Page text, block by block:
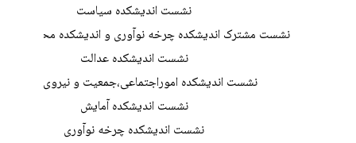
نشست اندیشکده سیاست
نشست مشترک اندیشکده چرخه نوآوری و اندیشکده محیط
نشست اندیشکده عدالت
نشست اندیشکده اموراجتماعی،جمعیت و نیروی انسانی
نشست اندیشکده آمایش
نشست اندیشکده چرخه نوآوری